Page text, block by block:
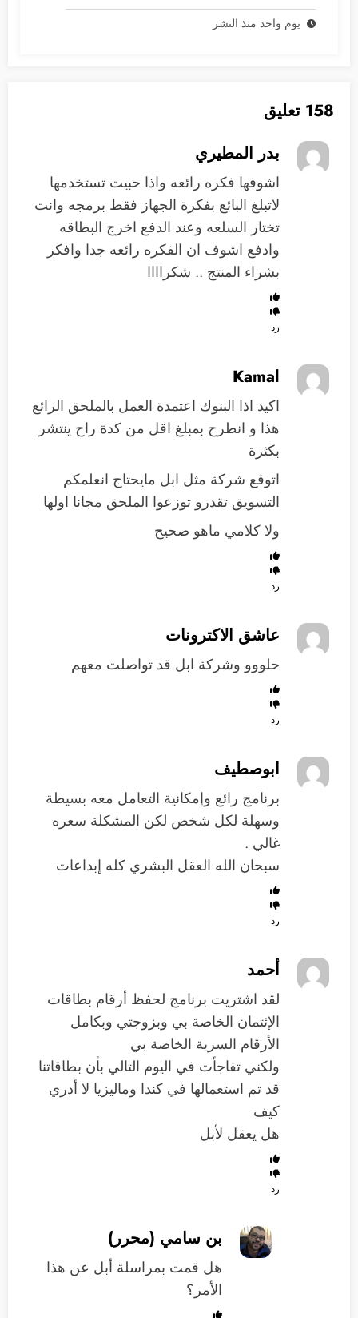
يوم واحد منذ النشر
158 تعليق
بدر المطيري
اشوفها فكره رائعه واذا حبيت تستخدمها
لاتبلغ البائع بفكرة الجهاز فقط برمجه وانت
تختار السلعه وعند الدفع اخرج البطاقه
وادفع اشوف ان الفكره رائعه جدا وافكر
بشراء المنتج .. شكراااا
رد
Kamal
اكيد اذا البنوك اعتمدة العمل بالملحق الرائع
هذا و انطرح بمبلغ اقل من كدة راح ينتشر
بكثرة
اتوقع شركة مثل ابل مايحتاج انعلمكم
التسويق تقدرو توزعوا الملحق مجانا اولها
ولا كلامي ماهو صحيح
رد
عاشق الاكترونات
حلووو وشركة ابل قد تواصلت معهم
رد
ابوصطيف
برنامج رائع وإمكانية التعامل معه بسيطة
وسهلة لكل شخص لكن المشكلة سعره
غالي .
سبحان الله العقل البشري كله إبداعات
رد
أحمد
لقد اشتريت برنامج لحفظ أرقام بطاقات
الإئتمان الخاصة بي وبزوجتي وبكامل
الأرقام السرية الخاصة بي
ولكني تفاجأت في اليوم التالي بأن بطاقاتنا
قد تم استعمالها في كندا وماليزيا لا أدري
كيف
هل يعقل لأبل
رد
بن سامي (محرر)
هل قمت بمراسلة أبل عن هذا
الأمر؟